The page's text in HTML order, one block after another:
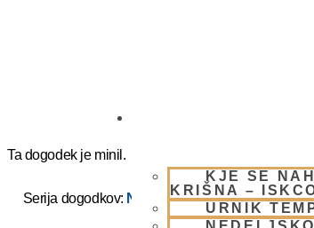
KJE SE
KRIŠNA –
URNIK
Ta dogodek je minil.
Serija dogodkov: NEDELJSKO SREČANJE